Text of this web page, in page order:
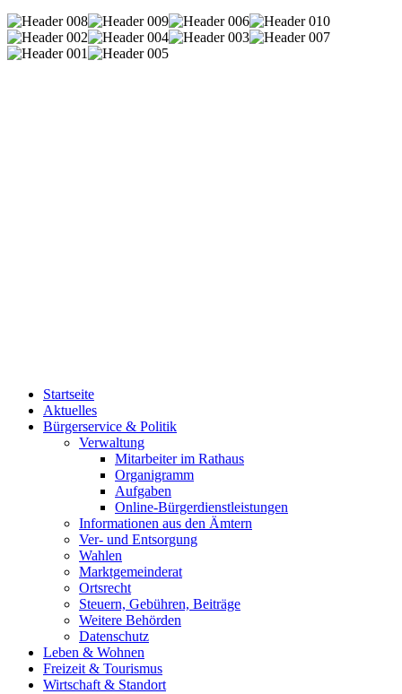
Startseite
Aktuelles
Bürgerservice & Politik
Verwaltung
Mitarbeiter im Rathaus
Organigramm
Aufgaben
Online-Bürgerdienstleistungen
Informationen aus den Ämtern
Ver- und Entsorgung
Wahlen
Marktgemeinderat
Ortsrecht
Steuern, Gebühren, Beiträge
Weitere Behörden
Datenschutz
Leben & Wohnen
Freizeit & Tourismus
Wirtschaft & Standort